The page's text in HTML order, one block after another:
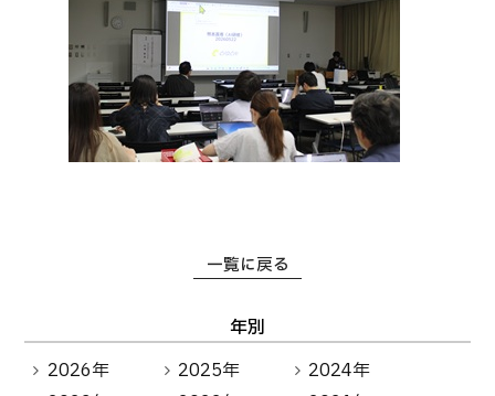
一覧に戻る
年別
2026年
2025年
2024年